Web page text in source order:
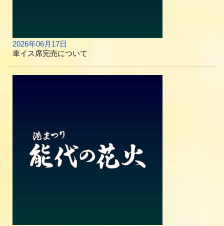
2026年06月17日
車イス席完売について